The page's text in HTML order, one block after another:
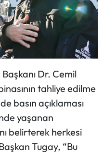
Dr. Cemil
tahliye edilme
basın açıklaması
yaşanan
belirterek herkesi
Tugay, “Bu